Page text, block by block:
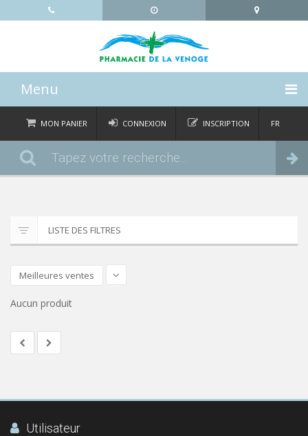
Menu
ACCUEIL
CATÉGORIES
CONTACT
MON PANIER
Commander
CONNEXION INSCRIPTION FR
LISTE DES FILTRES
Meilleures ventes
Aucun produit
Utilisateur